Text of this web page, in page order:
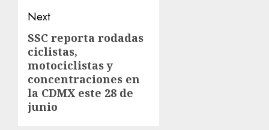
Next
SSC reporta rodadas
ciclistas,
motociclistas y
concentraciones en
la CDMX este 28 de
junio